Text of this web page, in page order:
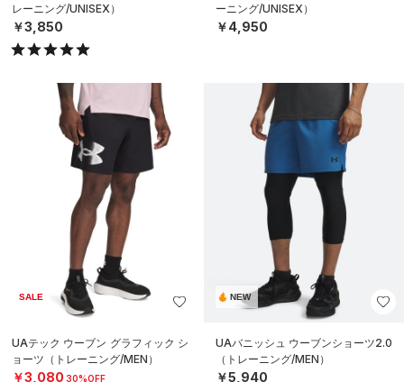
レーニング/UNISEX）
￥3,850
ーニング/UNISEX）
￥4,950
SALE
UAテック ウーブン グラフィック シ
ョーツ（トレーニング/MEN）
￥3,080 30%OFF
NEW
UAバニッシュ ウーブンショーツ2.0
（トレーニング/MEN）
￥5,940